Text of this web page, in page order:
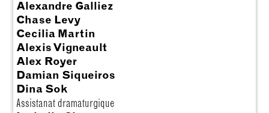
Alexandre Galliez
Chase Levy
Cecilia Martin
Alexis Vigneault
Alex Royer
Damian Siqueiros
Dina Sok
Assistanat dramaturgique